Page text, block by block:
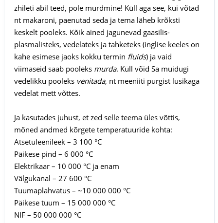
zhileti abil teed, pole murdmine! Küll aga see, kui võtad
nt makaroni, paenutad seda ja tema läheb krõksti
keskelt pooleks. Kõik ained jagunevad gaasilis-
plasmalisteks, vedelateks ja tahketeks (inglise keeles on
kahe esimese jaoks kokku termin fluids) ja vaid
viimaseid saab pooleks murda. Küll võid Sa muidugi
vedelikku pooleks venitada, nt meeniiti purgist lusikaga
vedelat mett võttes.
Ja kasutades juhust, et zed selle teema üles võttis,
mõned andmed kõrgete temperatuuride kohta:
Atsetüleenileek – 3 100 °C
Päikese pind – 6 000 °C
Elektrikaar – 10 000 °C ja enam
Välgukanal – 27 600 °C
Tuumaplahvatus – ~10 000 000 °C
Päikese tuum – 15 000 000 °C
NIF – 50 000 000 °C